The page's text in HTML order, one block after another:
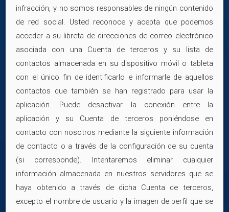
infracción, y no somos responsables de ningún contenido
de red social. Usted reconoce y acepta que podemos
acceder a su libreta de direcciones de correo electrónico
asociada con una Cuenta de terceros y su lista de
contactos almacenada en su dispositivo móvil o tableta
con el único fin de identificarlo e informarle de aquellos
contactos que también se han registrado para usar la
aplicación. Puede desactivar la conexión entre la
aplicación y su Cuenta de terceros poniéndose en
contacto con nosotros mediante la siguiente información
de contacto o a través de la configuración de su cuenta
(si corresponde). Intentaremos eliminar cualquier
información almacenada en nuestros servidores que se
haya obtenido a través de dicha Cuenta de terceros,
excepto el nombre de usuario y la imagen de perfil que se